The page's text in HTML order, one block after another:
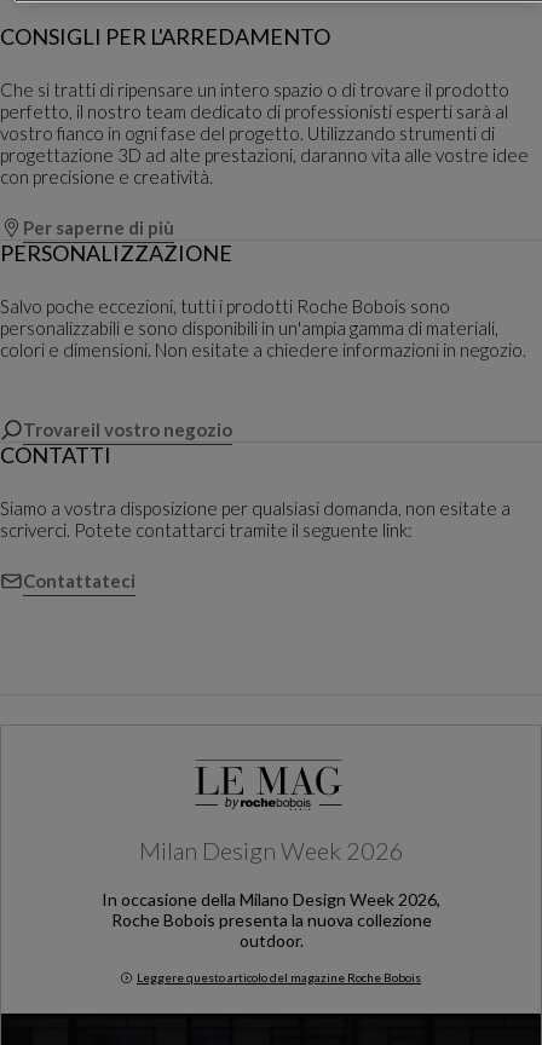
CONSIGLI PER L'ARREDAMENTO
Che si tratti di ripensare un intero spazio o di trovare il prodotto
perfetto, il nostro team dedicato di professionisti esperti sarà al
vostro fianco in ogni fase del progetto. Utilizzando strumenti di
progettazione 3D ad alte prestazioni, daranno vita alle vostre idee
con precisione e creatività.
Per saperne di più
PERSONALIZZAZIONE
Salvo poche eccezioni, tutti i prodotti Roche Bobois sono
personalizzabili e sono disponibili in un'ampia gamma di materiali,
colori e dimensioni. Non esitate a chiedere informazioni in negozio.
Trovareil vostro negozio
CONTATTI
Siamo a vostra disposizione per qualsiasi domanda, non esitate a
scriverci. Potete contattarci tramite il seguente link:
Contattateci
Milan Design Week 2026
In occasione della Milano Design Week 2026,
Roche Bobois presenta la nuova collezione
outdoor.
Leggere questo articolo del magazine Roche Bobois
Milan Design Week 2026